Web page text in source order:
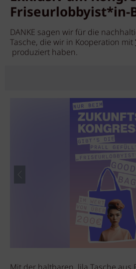
Friseurlobbyist*in-
DANKE sagen wir für die
Tasche, die wir in Kooperation mit
produziert haben.